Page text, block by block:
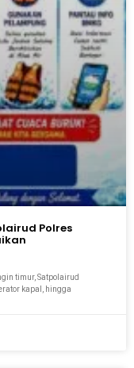
Polres
timur, Satpolairud
kapal, hingga